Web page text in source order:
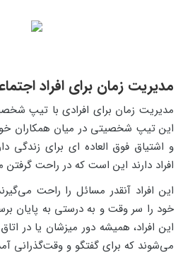
مدیریت زمان برای افراد
مدیریت زمان برای افرادی با تیپ
این تیپ شخصیتی در میان همکاران
و اشتیاق فوق العاده ای برای زندگی
افراد دارند این است که در راحت
این افراد آنقدر مسائل را راحت
خود را سر وقت و به درستی به پایان
این افراد، همیشه دور میزشان یا در
می‌شوند که برای گفتگو و وقت‌گذرانی